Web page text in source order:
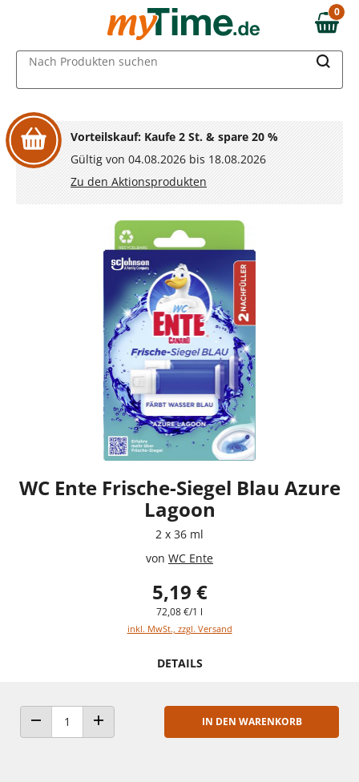
Zum Hauptinhalt springen
Zur Navigation springen
Zur Suche springen
0,00 €
0
Nach Produkten suchen
Vorteilskauf: Kaufe 2 St. & spare 20 %
Gültig von 04.08.2026 bis 18.08.2026
Zu den Aktionsprodukten
WC Ente Frische-Siegel Blau Azure
Lagoon
2 x 36 ml
von WC Ente
5,19 €
72,08 €/1 l
inkl. MwSt., zzgl. Versand
DETAILS
ANZAHL VERRINGERNANZAHL ERHÖHEN
IN DEN WARENKORB